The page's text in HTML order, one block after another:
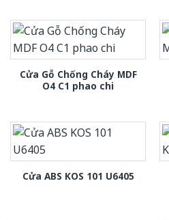
Cửa Gỗ Chống Cháy MDF
O4 C1 phao chi
Cửa ABS KOS 101 U6405